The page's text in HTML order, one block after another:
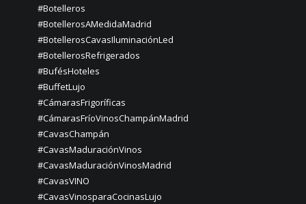
#Botelleros
#BotellerosAMedidaMadrid
#BotellerosCavasIluminaciónLed
#BotellerosRefrigerados
#BufésHoteles
#BuffetLujo
#CámarasFrigoríficas
#CámarasFríoVinosChampánMadrid
#CavasChampán
#CavasMaduraciónVinos
#CavasMaduraciónVinosMadrid
#CavasVINO
#CavasVinosparaCocinasLujo